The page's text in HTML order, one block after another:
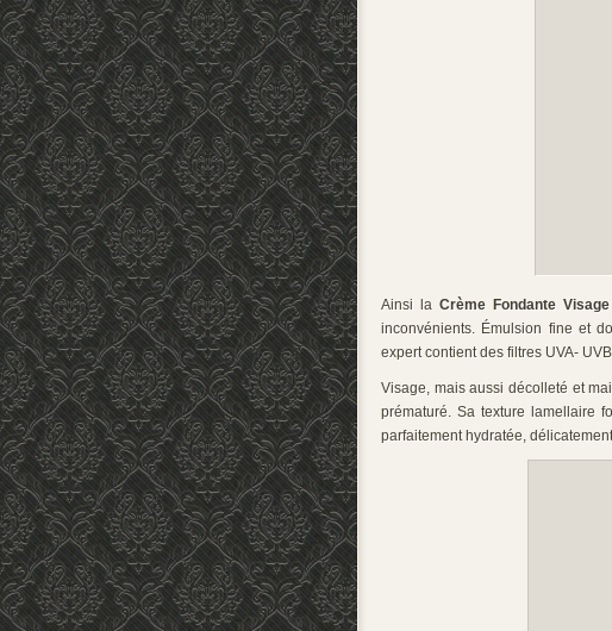
Ainsi la Crème Fondante
inconvénients. Émulsion fine et
expert contient des filtres UVA-
Visage, mais aussi décolleté et
prématuré. Sa texture lamellaire
parfaitement hydratée,